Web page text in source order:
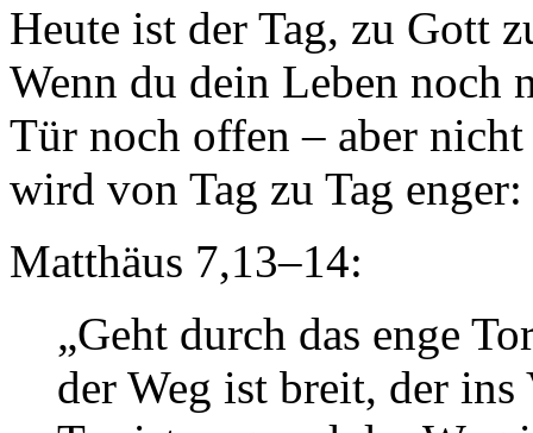
Heute ist der Tag, zu Gott
Wenn du dein Leben noch
Tür noch offen – aber
wird von Tag zu Tag enger:
Matthäus 7,13–14:
„Geht durch das enge
der Weg ist breit, der